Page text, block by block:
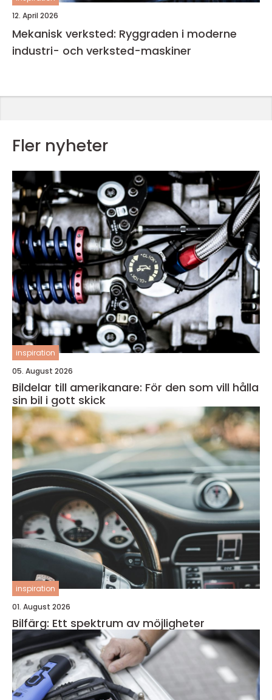
12. April 2026
Mekanisk verksted: Ryggraden i moderne
industri- och verksted-maskiner
Fler nyheter
inspiration
05. August 2026
Bildelar till amerikanare: För den som vill hålla
sin bil i gott skick
inspiration
01. August 2026
Bilfärg: Ett spektrum av möjligheter